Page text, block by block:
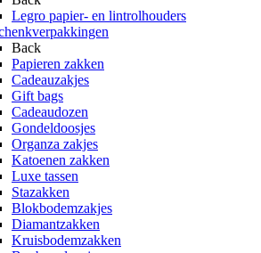
Legro papier- en lintrolhouders
Back
Papieren zakken
Cadeauzakjes
Gift bags
Cadeaudozen
Gondeldoosjes
Organza zakjes
Katoenen zakken
Luxe tassen
Stazakken
Blokbodemzakjes
Diamantzakken
Kruisbodemzakken